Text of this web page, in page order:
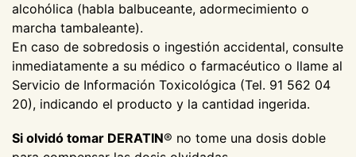
alcohólica (habla balbuceante, adormecimiento o
marcha tambaleante).
En caso de sobredosis o ingestión accidental, consulte
inmediatamente a su médico o farmacéutico o llame al
Servicio de Información Toxicológica (Tel. 91 562 04
20), indicando el producto y la cantidad ingerida.
Si olvidó tomar DERATIN® no tome una dosis doble